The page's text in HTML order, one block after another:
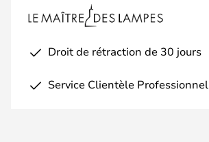
Droit de rétraction de 30 jours
Service Clientèle Professionnel